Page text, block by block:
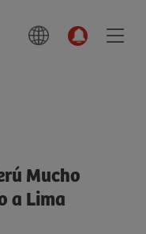
Mucho
a Lima